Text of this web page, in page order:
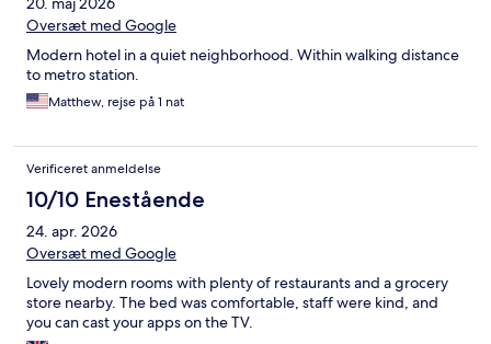
Oversæt med Google
Modern hotel in a quiet neighborhood. Within walking distance
to metro station.
Matthew, rejse på 1 nat
Verificeret anmeldelse
10/10 Enestående
24. apr. 2026
Oversæt med Google
Lovely modern rooms with plenty of restaurants and a grocery
store nearby. The bed was comfortable, staff were kind, and
you can cast your apps on the TV.